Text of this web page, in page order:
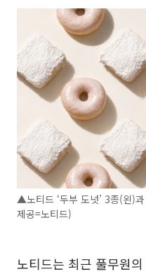
▲노티드 ‘두부 도넛’ 3종(왼)
제공=노티드)
노티드는 최근 풀무원